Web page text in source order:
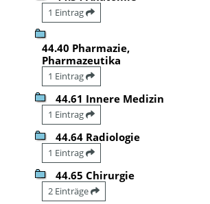
1 Eintrag
44.40 Pharmazie,
Pharmazeutika
1 Eintrag
44.61 Innere Medizin
1 Eintrag
44.64 Radiologie
1 Eintrag
44.65 Chirurgie
2 Einträge